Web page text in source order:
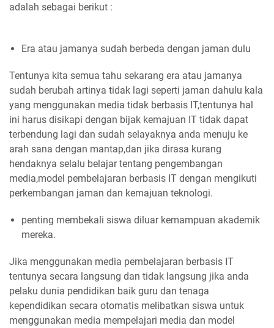
adalah sebagai berikut :
Era atau jamanya sudah berbeda dengan jaman dulu
Tentunya kita semua tahu sekarang era atau jamanya
sudah berubah artinya tidak lagi seperti jaman dahulu kala
yang menggunakan media tidak berbasis IT,tentunya hal
ini harus disikapi dengan bijak kemajuan IT tidak dapat
terbendung lagi dan sudah selayaknya anda menuju ke
arah sana dengan mantap,dan jika dirasa kurang
hendaknya selalu belajar tentang pengembangan
media,model pembelajaran berbasis IT dengan mengikuti
perkembangan jaman dan kemajuan teknologi.
penting membekali siswa diluar kemampuan akademik
mereka.
Jika menggunakan media pembelajaran berbasis IT
tentunya secara langsung dan tidak langsung jika anda
pelaku dunia pendidikan baik guru dan tenaga
kependidikan secara otomatis melibatkan siswa untuk
menggunakan media mempelajari media dan model